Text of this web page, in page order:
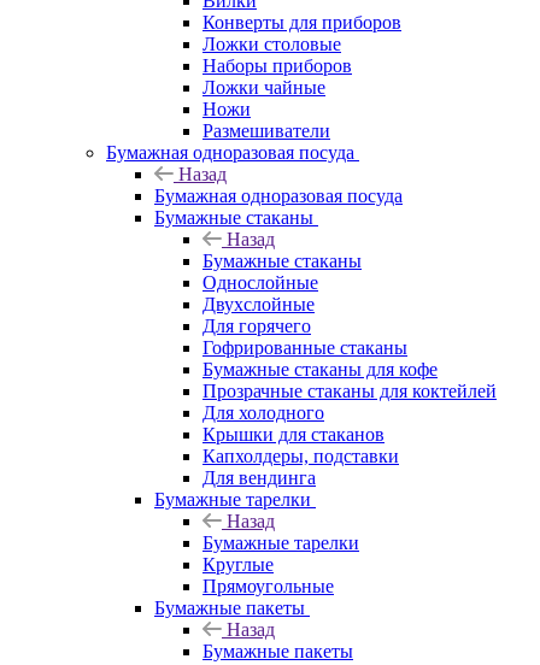
Конверты для приборов
Ложки столовые
Наборы приборов
Ложки чайные
Ножи
Размешиватели
Бумажная одноразовая посуда
Назад
Бумажная одноразовая посуда
Бумажные стаканы
Назад
Бумажные стаканы
Однослойные
Двухслойные
Для горячего
Гофрированные стаканы
Бумажные стаканы для кофе
Прозрачные стаканы для коктейлей
Для холодного
Крышки для стаканов
Капхолдеры, подставки
Для вендинга
Бумажные тарелки
Назад
Бумажные тарелки
Круглые
Прямоугольные
Бумажные пакеты
Назад
Бумажные пакеты